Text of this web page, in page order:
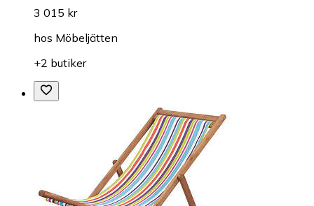
3 015 kr
hos Möbeljätten
+2 butiker